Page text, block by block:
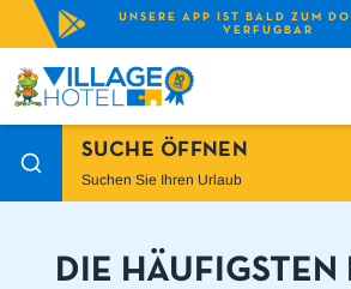
UNSERE APP IST BALD ZUM
VERFUGBAR
SUCHE ÖFFNEN
Suchen Sie Ihren Urlaub
DIE HÄUFIGSTEN